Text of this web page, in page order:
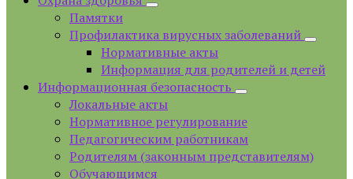
Памятки
Профилактика вирусных заболеваний
Нормативные акты
Информация для родителей и детей
Информационная безопасность
Локальные акты
Нормативное регулирование
Педагогическим работникам
Родителям (законным представителям)
Обучающимся